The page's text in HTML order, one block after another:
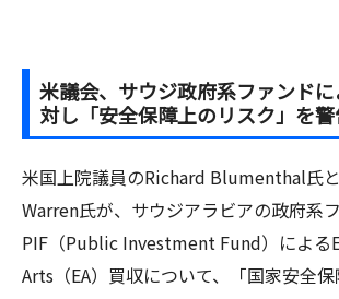
米議会、サウジ政府系ファンドに
対し「安全保障上のリスク」を
米国上院議員のRichard Blumenthal氏
Warren氏が、サウジアラビアの政府系
PIF（Public Investment Fund）によ
Arts（EA）買収について、「国家安全